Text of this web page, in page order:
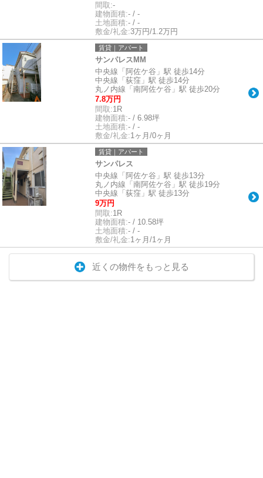
間取:-
建物面積:- / -
土地面積:- / -
敷金/礼金:3万円/1.2万円
賃貸｜アパート
サンパレスMM
中央線「阿佐ケ谷」駅 徒歩14分
中央線「荻窪」駅 徒歩14分
丸ノ内線「南阿佐ケ谷」駅 徒歩20分
7.8万円
間取:1R
建物面積:- / 6.98坪
土地面積:- / -
敷金/礼金:1ヶ月/0ヶ月
賃貸｜アパート
サンパレス
中央線「阿佐ケ谷」駅 徒歩13分
丸ノ内線「南阿佐ケ谷」駅 徒歩19分
中央線「荻窪」駅 徒歩13分
9万円
間取:1R
建物面積:- / 10.58坪
土地面積:- / -
敷金/礼金:1ヶ月/1ヶ月
近くの物件をもっと見る